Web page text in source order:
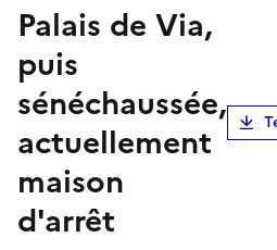
palais de Via,
puis
sénéchaussée,
actuellement
maison
d'arrêt